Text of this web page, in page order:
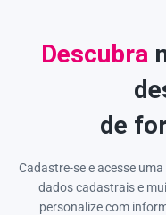
Descubra
de
Cadastre-se e acesse
dados cadastrais e
personalize com